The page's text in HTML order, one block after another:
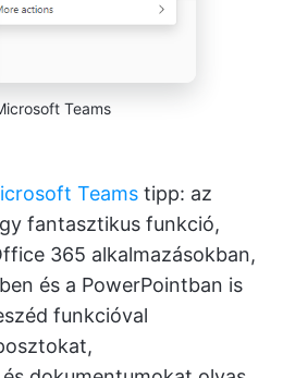
Teams
Teams tipp: az
fantasztikus funkció,
365 alkalmazásokban,
és a PowerPointban is
funkcióval